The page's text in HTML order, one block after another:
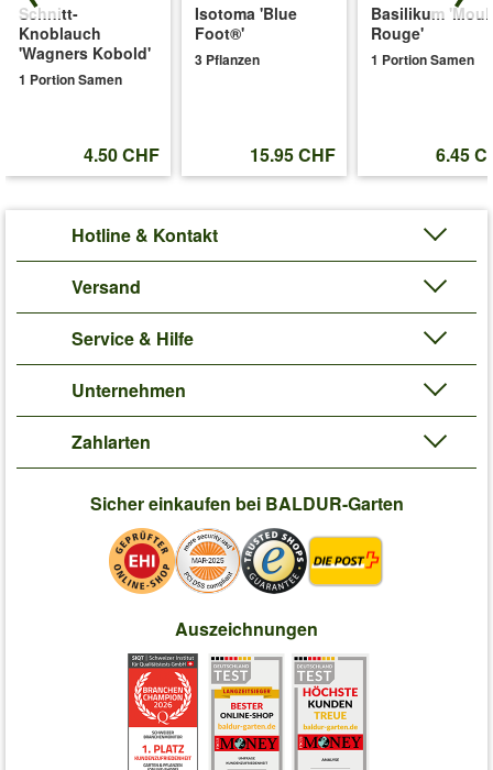
Schnitt-
Knoblauch
'Wagners Kobold'
1 Portion Samen
4.50 CHF
Isotoma 'Blue
Foot®'
3 Pflanzen
15.95 CHF
Basilikum
Rouge'
1 Portion Samen
6.45
Hotline & Kontakt
Versand
Service & Hilfe
Unternehmen
Zahlarten
Sicher einkaufen bei BALDUR-Garten
Auszeichnungen